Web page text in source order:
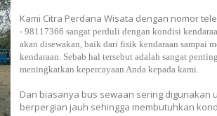
Kami Citra Perdana Wisata dengan nomor
- 98117366 sangat perduli dengan kondisi
akan disewakan, baik dari fisik kendaraan sampai
kendaraan. Sebab hal tersebut adalah sangat
meningkatkan kepercayaan Anda kepada kami.
Dan biasanya bus sewaan sering digunakan
berpergian jauh sehingga membutuhkan